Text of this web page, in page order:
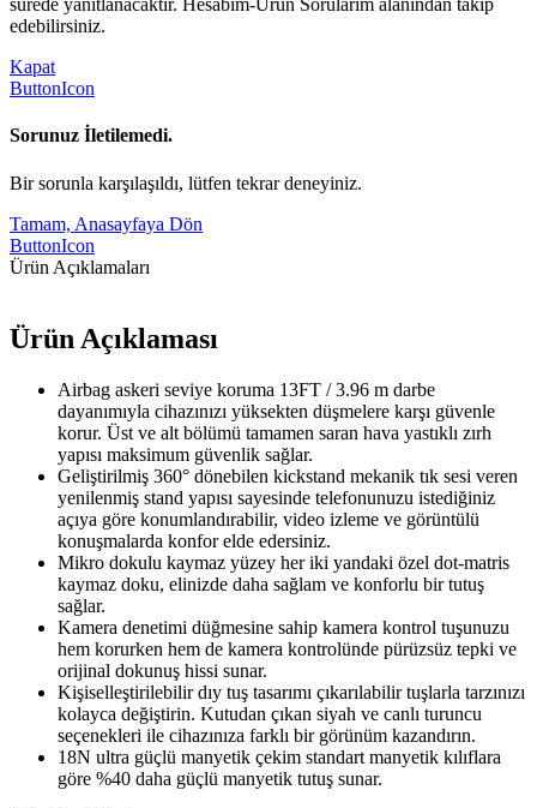
sürede yanıtlanacaktır. Hesabım-Ürün Sorularım alanından takip
edebilirsiniz.
Kapat
ButtonIcon
Sorunuz İletilemedi.
Bir sorunla karşılaşıldı, lütfen tekrar deneyiniz.
Tamam, Anasayfaya Dön
ButtonIcon
Ürün Açıklamaları
Ürün Açıklaması
Airbag askeri seviye koruma 13FT / 3.96 m darbe
dayanımıyla cihazınızı yüksekten düşmelere karşı güvenle
korur. Üst ve alt bölümü tamamen saran hava yastıklı zırh
yapısı maksimum güvenlik sağlar.
Geliştirilmiş 360° dönebilen kickstand mekanik tık sesi veren
yenilenmiş stand yapısı sayesinde telefonunuzu istediğiniz
açıya göre konumlandırabilir, video izleme ve görüntülü
konuşmalarda konfor elde edersiniz.
Mikro dokulu kaymaz yüzey her iki yandaki özel dot-matris
kaymaz doku, elinizde daha sağlam ve konforlu bir tutuş
sağlar.
Kamera denetimi düğmesine sahip kamera kontrol tuşunuzu
hem korurken hem de kamera kontrolünde pürüzsüz tepki ve
orijinal dokunuş hissi sunar.
Kişiselleştirilebilir dıy tuş tasarımı çıkarılabilir tuşlarla tarzınızı
kolayca değiştirin. Kutudan çıkan siyah ve canlı turuncu
seçenekleri ile cihazınıza farklı bir görünüm kazandırın.
18N ultra güçlü manyetik çekim standart manyetik kılıflara
göre %40 daha güçlü manyetik tutuş sunar.